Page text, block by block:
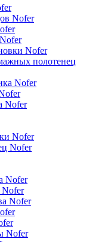
Nofer
Nofer
полотенец
Nofer
Nofer
Nofer
Nofer
Nofer
Nofer
Nofer